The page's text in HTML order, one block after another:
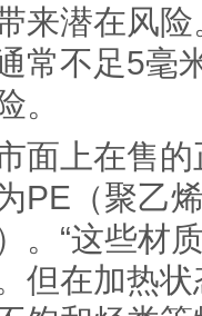
来潜在风
常不足5毫
。
面上在售
PE（聚乙
。“这些材
但在加热